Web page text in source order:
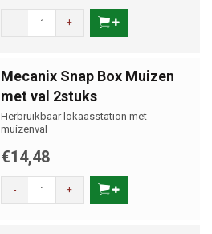
- +
Mecanix Snap Box Muizen
met val 2stuks
Herbruikbaar lokaasstation met
muizenval
€14,48
- +